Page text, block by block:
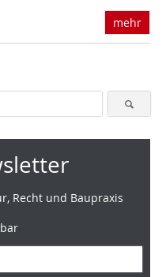
mehr
Recht und Baupraxis